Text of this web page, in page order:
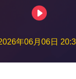
年06月06日